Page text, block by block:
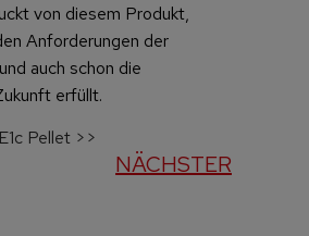
von diesem Produkt,
Anforderungen der
auch schon die
erfüllt.
Pellet >>
NÄCHSTER